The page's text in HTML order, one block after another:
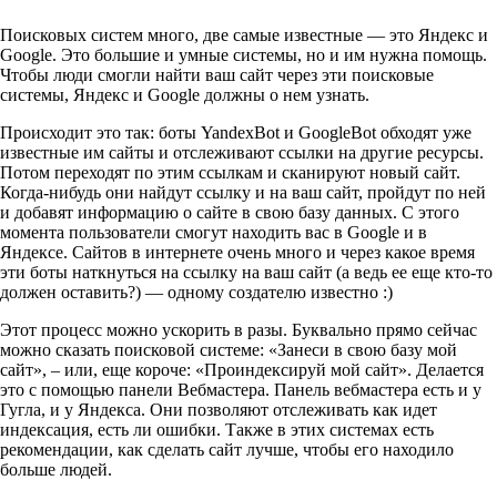
Поисковых систем много, две самые известные — это Яндекс и
Google. Это большие и умные системы, но и им нужна помощь.
Чтобы люди смогли найти ваш сайт через эти поисковые
системы, Яндекс и Google должны о нем узнать.
Происходит это так: боты YandexBot и GoogleBot обходят уже
известные им сайты и отслеживают ссылки на другие ресурсы.
Потом переходят по этим ссылкам и сканируют новый сайт.
Когда-нибудь они найдут ссылку и на ваш сайт, пройдут по ней
и добавят информацию о сайте в свою базу данных. С этого
момента пользователи смогут находить вас в Google и в
Яндексе. Сайтов в интернете очень много и через какое время
эти боты наткнуться на ссылку на ваш сайт (а ведь ее еще кто-то
должен оставить?) — одному создателю известно :)
Этот процесс можно ускорить в разы. Буквально прямо сейчас
можно сказать поисковой системе: «Занеси в свою базу мой
сайт», – или, еще короче: «Проиндексируй мой сайт». Делается
это с помощью панели Вебмастера. Панель вебмастера есть и у
Гугла, и у Яндекса. Они позволяют отслеживать как идет
индексация, есть ли ошибки. Также в этих системах есть
рекомендации, как сделать сайт лучше, чтобы его находило
больше людей.